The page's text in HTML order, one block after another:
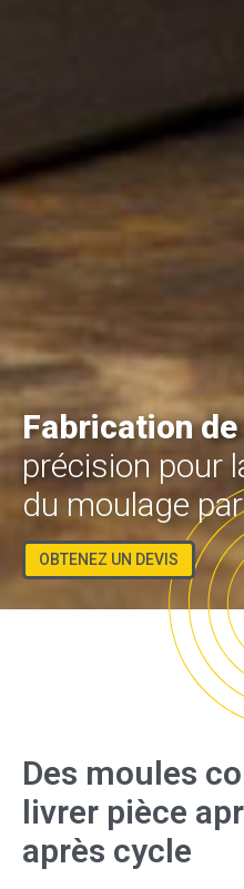
Fabrication
précision pour
du moulage
OBTENEZ UN DEVIS
Des moules
livrer pièce
après cycle